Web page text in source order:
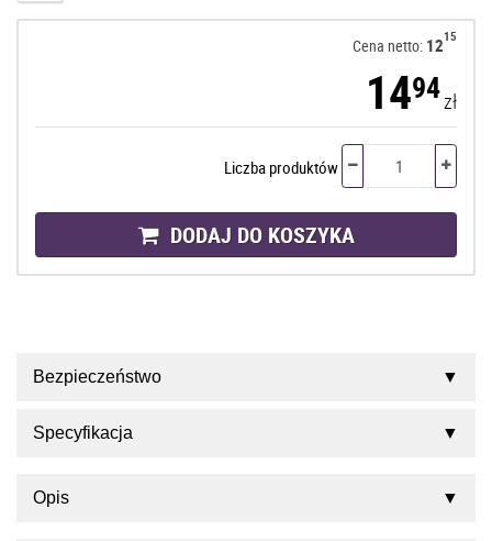
Cena netto: 1215
1494zł
Liczba produktów
DODAJ DO KOSZYKA
Bezpieczeństwo
Specyfikacja
Opis